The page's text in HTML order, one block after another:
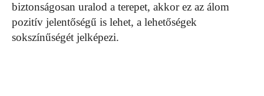
biztonságosan uralod a terepet, akkor ez az álom
pozitív jelentőségű is lehet, a lehetőségek
sokszínűségét jelképezi.